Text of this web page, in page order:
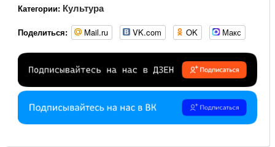
Категории: Культура
Поделиться: Mail.ru VK.com OK Макс